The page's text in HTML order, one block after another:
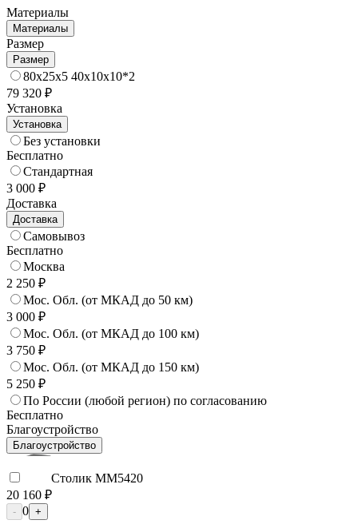
Материалы
Материалы
Размер
Размер
80x25x5 40x10x10*2
79 320 ₽
Установка
Установка
Без установки
Бесплатно
Стандартная
3 000 ₽
Доставка
Доставка
Самовывоз
Бесплатно
Москва
2 250 ₽
Мос. Обл. (от МКАД до 50 км)
3 000 ₽
Мос. Обл. (от МКАД до 100 км)
3 750 ₽
Мос. Обл. (от МКАД до 150 км)
5 250 ₽
По России (любой регион) по согласованию
Бесплатно
Благоустройство
Благоустройство
Столик ММ5420
20 160 ₽
- 0 +